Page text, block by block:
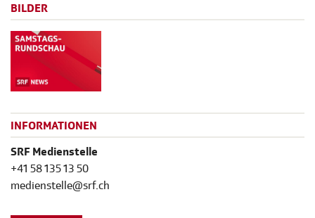
BILDER
INFORMATIONEN
SRF Medienstelle
+41 58 135 13 50
medienstelle@srf.ch